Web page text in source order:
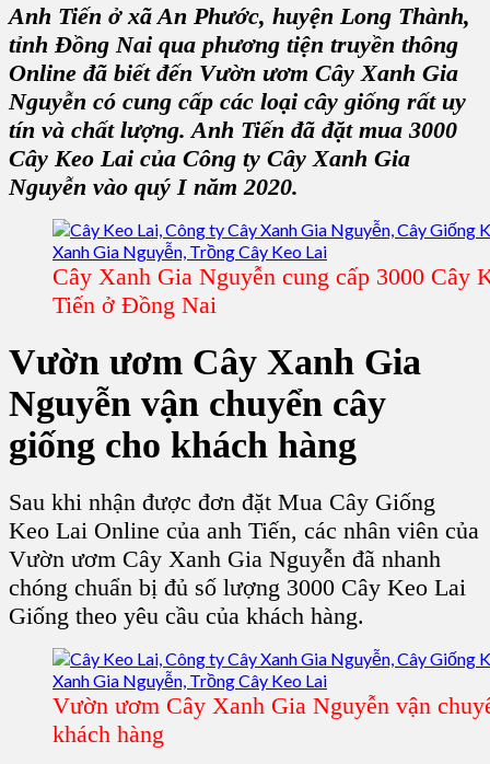
Anh Tiến ở xã An Phước, huyện Long Thành,
tỉnh Đồng Nai qua phương tiện truyền thông
Online đã biết đến Vườn ươm Cây Xanh Gia
Nguyễn có cung cấp các loại cây giống rất uy
tín và chất lượng. Anh Tiến đã đặt mua 3000
Cây Keo Lai của Công ty Cây Xanh Gia
Nguyễn vào quý I năm 2020.
Cây Xanh Gia Nguyễn cung cấp 3000 Cây
Tiến ở Đồng Nai
Vườn ươm Cây Xanh Gia
Nguyễn vận chuyển cây
giống cho khách hàng
Sau khi nhận được đơn đặt Mua Cây Giống
Keo Lai Online của anh Tiến, các nhân viên của
Vườn ươm Cây Xanh Gia Nguyễn đã nhanh
chóng chuẩn bị đủ số lượng 3000 Cây Keo Lai
Giống theo yêu cầu của khách hàng.
Vườn ươm Cây Xanh Gia Nguyễn vận
khách hàng